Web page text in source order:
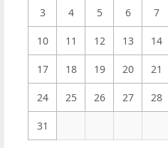
3 4 5 6 7
10 11 12 13 14
17 18 19 20 21
24 25 26 27 28
31